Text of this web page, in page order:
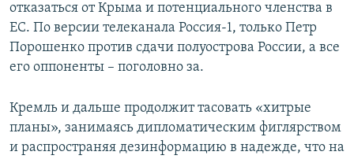
отказаться от Крыма и потенциального членства в
ЕС. По версии телеканала Россия-1, только Петр
Порошенко против сдачи полуострова России, а все
его оппоненты – поголовно за.
Кремль и дальше продолжит тасовать «хитрые
планы», занимаясь дипломатическим фиглярством
и распространяя дезинформацию в надежде, что на